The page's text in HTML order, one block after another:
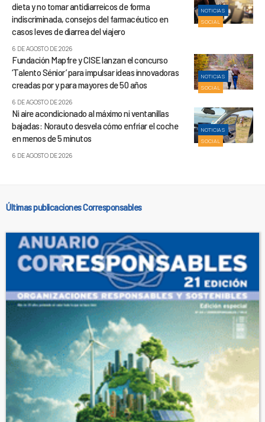
NOTICIAS
SOCIAL
dieta y no tomar antidiarreicos de forma
indiscriminada, consejos del farmacéutico en
casos leves de diarrea del viajero
6 DE AGOSTO DE 2026
NOTICIAS
SOCIAL
Fundación Mapfre y CISE lanzan el concurso
‘Talento Sénior’ para impulsar ideas innovadoras
creadas por y para mayores de 50 años
6 DE AGOSTO DE 2026
NOTICIAS
SOCIAL
Ni aire acondicionado al máximo ni ventanillas
bajadas: Norauto desvela cómo enfriar el coche
en menos de 5 minutos
6 DE AGOSTO DE 2026
Últimas publicaciones Corresponsables